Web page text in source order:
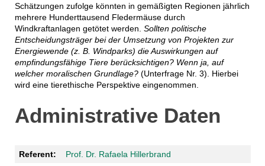
Schätzungen zufolge könnten in gemäßigten Regionen jährlich
mehrere Hunderttausend Fledermäuse durch
Windkraftanlagen getötet werden. Sollten politische
Entscheidungsträger bei der Umsetzung von Projekten zur
Energiewende (z. B. Windparks) die Auswirkungen auf
empfindungsfähige Tiere berücksichtigen? Wenn ja, auf
welcher moralischen Grundlage?(Unterfrage Nr. 3). Hierbei
wird eine tierethische Perspektive eingenommen.
Administrative Daten
Referent:
Prof. Dr. Rafaela Hillerbrand